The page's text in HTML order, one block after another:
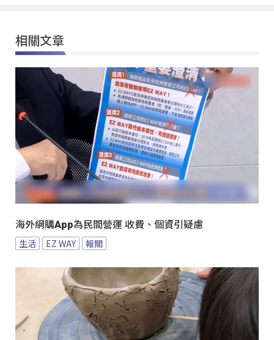
相關文章
海外網購App為民間營運 收費、個資引疑慮
生活 EZ WAY 報關